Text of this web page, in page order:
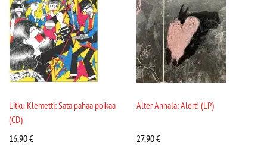
Litku Klemetti: Sata pahaa poikaa
(CD)
16,90€
Alter Annala: Alert! (LP)
27,90€